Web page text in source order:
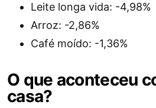
Leite longa vida: -4,98%
Arroz: -2,86%
Café moído: -1,36%
O que aconteceu
casa?